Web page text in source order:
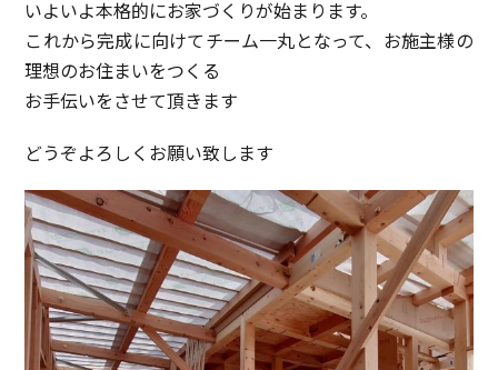
いよいよ本格的にお家づくりが始まります。
これから完成に向けてチーム一丸となって、お施主様の
理想のお住まいをつくる
お手伝いをさせて頂きます
どうぞよろしくお願い致します